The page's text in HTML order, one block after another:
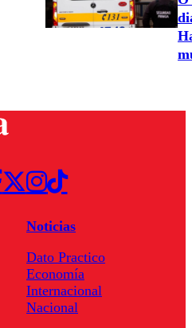
Noticias
Dato Practico
Economía
Internacional
Nacional